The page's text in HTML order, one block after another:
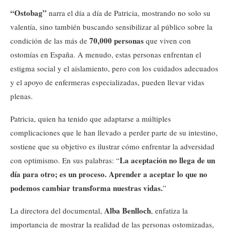
“Ostobag” narra el día a día de Patricia, mostrando no solo su
valentía, sino también buscando sensibilizar al público sobre la
condición de las más de 70,000 personas que viven con
ostomías en España. A menudo, estas personas enfrentan el
estigma social y el aislamiento, pero con los cuidados adecuados
y el apoyo de enfermeras especializadas, pueden llevar vidas
plenas.
Patricia, quien ha tenido que adaptarse a múltiples
complicaciones que le han llevado a perder parte de su intestino,
sostiene que su objetivo es ilustrar cómo enfrentar la adversidad
con optimismo. En sus palabras: “La aceptación no llega de un
día para otro; es un proceso. Aprender a aceptar lo que no
podemos cambiar transforma nuestras vidas.”
La directora del documental, Alba Benlloch, enfatiza la
importancia de mostrar la realidad de las personas ostomizadas,